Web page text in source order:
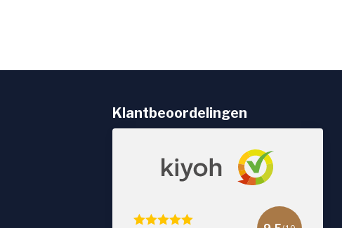
Klantbeoordelingen